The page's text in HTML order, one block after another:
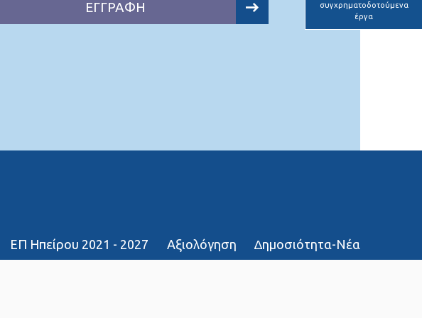
συγχρηματοδοτούμενα
έργα
ΕΓΓΡΑΦΗ
ΕΠ Ηπείρου 2021 - 2027 Αξιολόγηση ∆ημοσιότητα-Νέα